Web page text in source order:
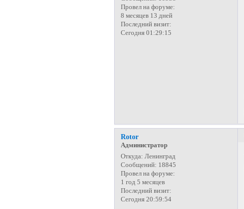
Провел на форуме:
8 месяцев 13 дней
Последний визит:
Сегодня 01:29:15
Rotor
Администратор
Откуда: Ленинград
Сообщений: 18845
Провел на форуме:
1 год 5 месяцев
Последний визит:
Сегодня 20:59:54